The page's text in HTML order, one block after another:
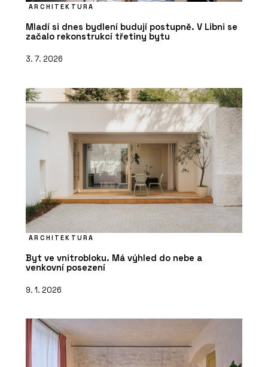
ARCHITEKTURA
Mladí si dnes bydlení budují postupně. V Libni se
začalo rekonstrukcí třetiny bytu
3. 7. 2026
ARCHITEKTURA
Byt ve vnitrobloku. Má výhled do nebe a
venkovní posezení
9. 1. 2026